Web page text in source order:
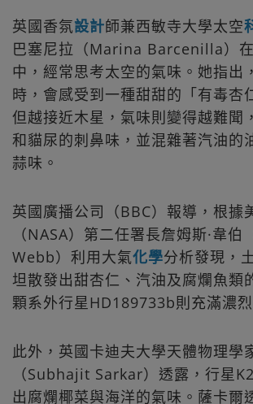
英國香氛設計師兼西敏寺大學太空
巴塞尼拉（Marina Barcenilla）在
中，經常思考太空的氣味。她指出
時，會感受到一種甜甜的「有毒杏
但越接近木星，氣味則變得越難聞
和貓尿的刺鼻味，並混雜著汽油的
蒜味。
英國廣播公司（BBC）報導，根據
（NASA）第二任署長詹姆斯·韋伯
Webb）利用大氣化學分析發現，
坦散發出甜杏仁、汽油及腐爛魚類
顆系外行星HD189733b則充滿濃
此外，英國卡迪夫大學天體物理學
（Subhajit Sarkar）透露，行星
出腐爛椰菜與海洋的氣味。薩卡爾